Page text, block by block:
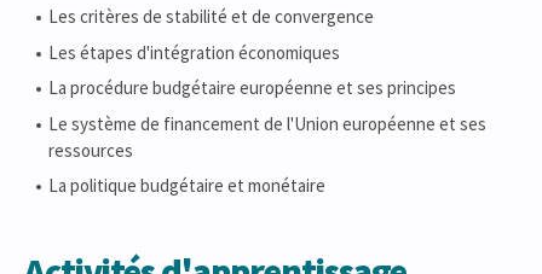
Les critères de stabilité et de convergence
Les étapes d'intégration économiques
La procédure budgétaire européenne et ses principes
Le système de financement de l'Union européenne et ses
ressources
La politique budgétaire et monétaire